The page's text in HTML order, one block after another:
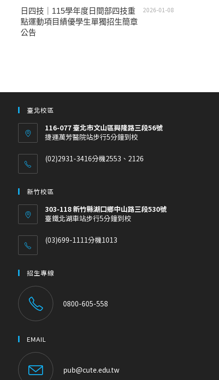
日四技｜115學年度日間部四技重
點運動項目績優學生單獨招生簡章
公告
2026-01-08
臺北校區
116-077 臺北市文山區興隆路三段56號
捷運萬芳醫院站步行5分鐘到校
(02)2931-3416分機2553、2126
新竹校區
303-118 新竹縣湖口鄉中山路三段530號
臺鐵北湖車站步行5分鐘到校
(03)699-1111分機1013
招生專線
0800-605-558
EMAIL
pub@cute.edu.tw